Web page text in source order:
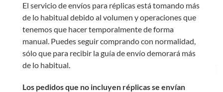
El servicio de envíos para réplicas está tomando más
de lo habitual debido al volumen y operaciones que
tenemos que hacer temporalmente de forma
manual. Puedes seguir comprando con normalidad,
sólo que para recibir la guía de envío demorará más
de lo habitual.
Los pedidos que no incluyen réplicas se envían